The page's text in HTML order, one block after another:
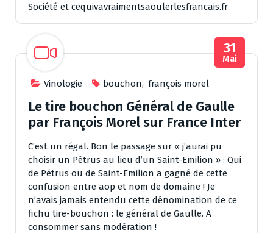
Société et cequivavraimentsaoulerlesfrancais.fr
Vinologie bouchon, françois morel
31
Mai
Le tire bouchon Général de Gaulle
par François Morel sur France Inter
C’est un régal. Bon le passage sur « j’aurai pu
choisir un Pétrus au lieu d’un Saint-Emilion » : Qui
de Pétrus ou de Saint-Emilion a gagné de cette
confusion entre aop et nom de domaine ! Je
n’avais jamais entendu cette dénomination de ce
fichu tire-bouchon : le général de Gaulle. A
consommer sans modération !